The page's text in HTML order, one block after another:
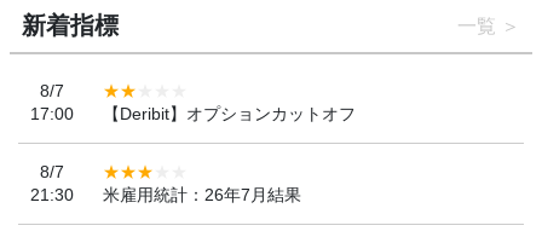
新着指標 一覧
8/7
17:00
【Deribit】オプションカットオフ
8/7
21:30
米雇用統計：26年7月結果